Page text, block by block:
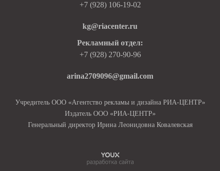
+7 (928) 106-19-02
kg@riacenter.ru
Рекламный отдел:
+7 (928) 270-90-96
arina2709096@gmail.com
Учредитель ООО «Агентство рекламы и дизайна РИА-ЦЕНТР»
Издатель ООО «РИА-ЦЕНТР»
Генеральный директор Ирина Леонидовна Ковалевская